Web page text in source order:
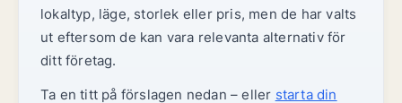
lokaltyp, läge, storlek eller pris, men de har valts
ut eftersom de kan vara relevanta alternativ för
ditt företag.
Ta en titt på förslagen nedan – eller starta din